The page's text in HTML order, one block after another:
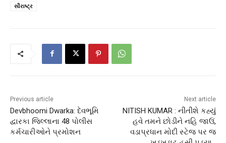
સૌરાષ્ટ્ર
Previous article
Devbhoomi Dwarka: દેવભૂમિ
દ્વારકા જિલ્લાના 48 પોલીસ
કર્મચારીઓને પ્રમોશન
Next article
NITISH KUMAR : નીતીશે કહ્યું
હવે તમને છોડીને નહિ જાઉં,
વડાપ્રધાન મોદી સ્ટેજ પર જ